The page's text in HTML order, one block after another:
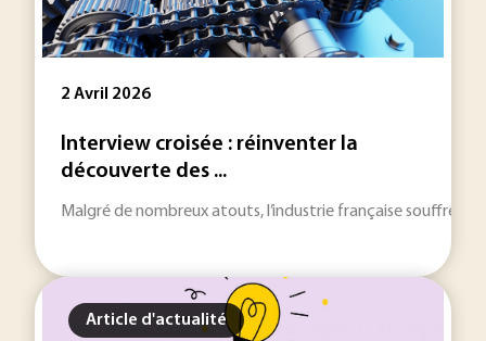
2 Avril 2026
Interview croisée : réinventer la
découverte des ...
Malgré de nombreux atouts, l’industrie française souffre
Article d'actualité